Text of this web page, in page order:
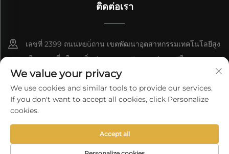
ติดต่อเรา
เลขที่ 2399 ถนนหยü่ถาน เขตพัฒนาอุตสาหกรรมเทคโนโลยีสูง
เมืองเกาหมี่ เมืองเหยิ่นฟาง มณฑลซานตง ประเทศจีน
+86-13964661063
[email protected]
We value your privacy
We use cookies and similar tools to provide our services.
If you don't want to accept all cookies, click Personalize
cookies.
Accept all